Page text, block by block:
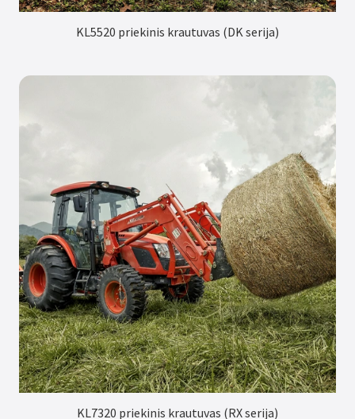
KL5520 priekinis krautuvas (DK serija)
KL7320 priekinis krautuvas (RX serija)